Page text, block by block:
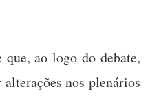
que, ao logo do debate,
nos plenários